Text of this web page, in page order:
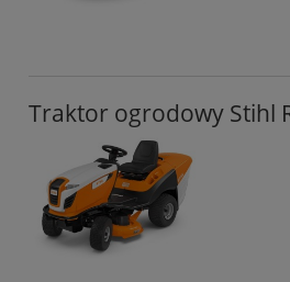
Traktor ogrodowy Stihl